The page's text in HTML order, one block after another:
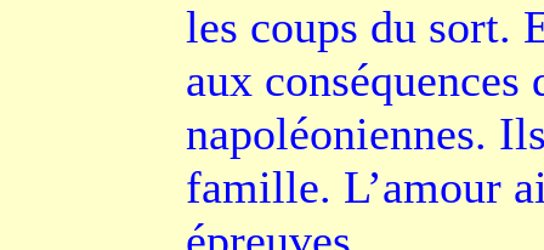
les coups du sort.
aux conséquences
napoléoniennes.
famille. L’amour